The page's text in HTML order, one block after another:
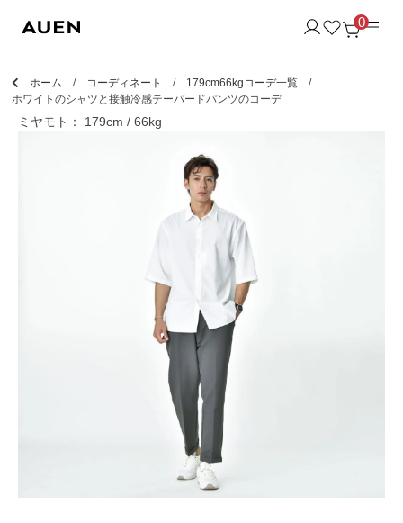
0
ホーム コーディネート
179cm66kgコーデ一覧
ホワイトのシャツと接触冷感テーパードパンツのコーデ
ミヤモト： 179cm / 66kg